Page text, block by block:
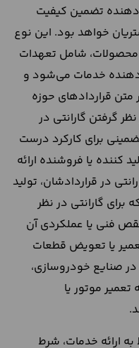
تضمین کیفیت
خواهد بود. این نوع
محصولات، شامل تعهدات
دهنده خدمات می‌شود و
قراردادهای حوزه
گرفتن گارانتی در
برای کارکرد درست
کننده یا فروشنده ارائه
در قراردادشان، تولید
گارانتی در نظر
فنی یا عملکردی آن
یا تعویض قطعات
صنایع خودروسازی،
موتور یا
به ارائه خدمات، شرط